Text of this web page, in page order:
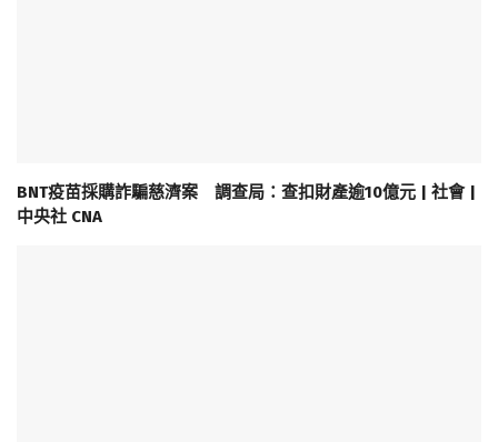
BNT疫苗採購詐騙慈濟案 調查局：查扣財產逾10億元 | 社會 |
中央社 CNA